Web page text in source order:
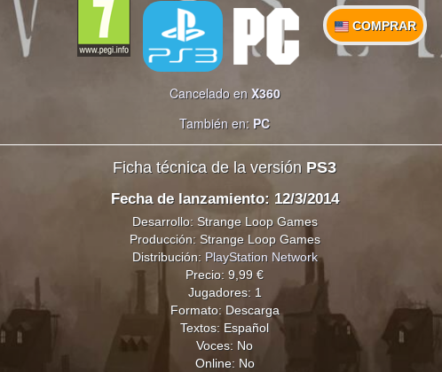
COMPRAR
Cancelado en X360
También en: PC
Ficha técnica de la versión PS3
Fecha de lanzamiento: 12/3/2014
Desarrollo: Strange Loop Games
Producción: Strange Loop Games
Distribución: PlayStation Network
Precio: 9,99 €
Jugadores: 1
Formato: Descarga
Textos: Español
Voces: No
Online: No